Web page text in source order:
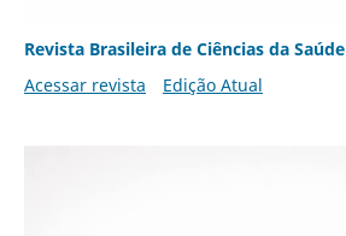
Revista Brasileira de Ciências da Saúde
Acessar revista
Edição Atual